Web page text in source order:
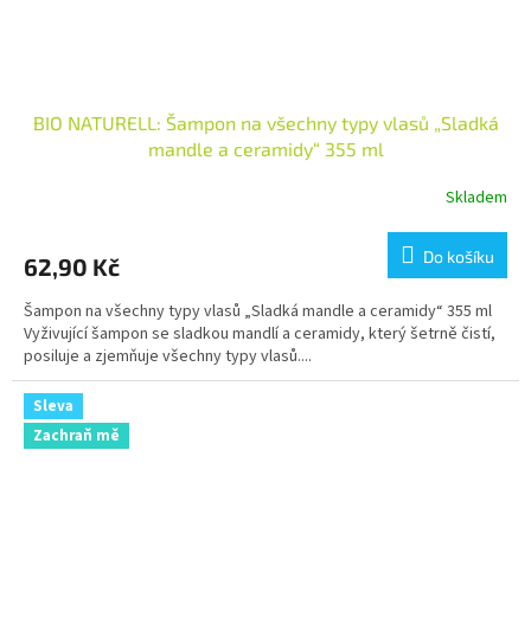
BIO NATURELL: Šampon na všechny typy vlasů „Sladká
mandle a ceramidy“ 355 ml
Skladem
62,90 Kč Do košíku
Šampon na všechny typy vlasů „Sladká mandle a ceramidy“ 355 ml
Vyživující šampon se sladkou mandlí a ceramidy, který šetrně čistí,
posiluje a zjemňuje všechny typy vlasů....
Sleva
Zachraň mě